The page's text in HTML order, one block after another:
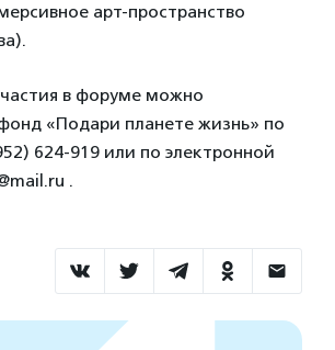
арт-пространство
в форуме можно
«Подари планете жизнь» по
624-919 или по электронной
.